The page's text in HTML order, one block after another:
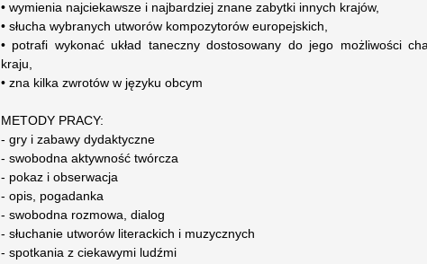
• wymienia najciekawsze i najbardziej znane zabytki innych krajów,
• słucha wybranych utworów kompozytorów europejskich,
• potrafi wykonać układ taneczny dostosowany do jego możliwości
kraju,
• zna kilka zwrotów w języku obcym
METODY PRACY:
- gry i zabawy dydaktyczne
- swobodna aktywność twórcza
- pokaz i obserwacja
- opis, pogadanka
- swobodna rozmowa, dialog
- słuchanie utworów literackich i muzycznych
- spotkania z ciekawymi ludźmi